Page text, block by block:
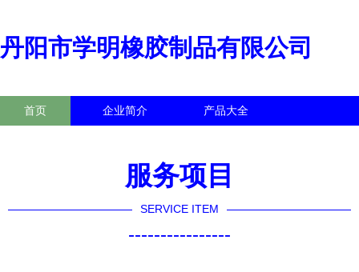
丹阳市学明橡胶制品有限公司
首页 企业简介 产品大全
服务项目
SERVICE ITEM
----------------